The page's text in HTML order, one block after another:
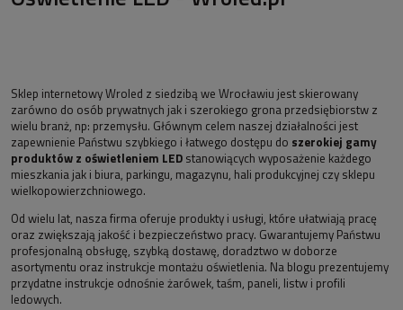
Sklep internetowy Wroled z siedzibą we Wrocławiu jest skierowany
zarówno do osób prywatnych jak i szerokiego grona przedsiębiorstw z
wielu branż, np: przemysłu. Głównym celem naszej działalności jest
zapewnienie Państwu szybkiego i łatwego dostępu do szerokiej gamy
produktów z oświetleniem LED stanowiących wyposażenie każdego
mieszkania jak i biura, parkingu, magazynu, hali produkcyjnej czy sklepu
wielkopowierzchniowego.
Od wielu lat, nasza firma oferuje produkty i usługi, które ułatwiają pracę
oraz zwiększają jakość i bezpieczeństwo pracy. Gwarantujemy Państwu
profesjonalną obsługę, szybką dostawę, doradztwo w doborze
asortymentu oraz instrukcje montażu oświetlenia. Na blogu prezentujemy
przydatne instrukcje odnośnie żarówek, taśm, paneli, listw i profili
ledowych.